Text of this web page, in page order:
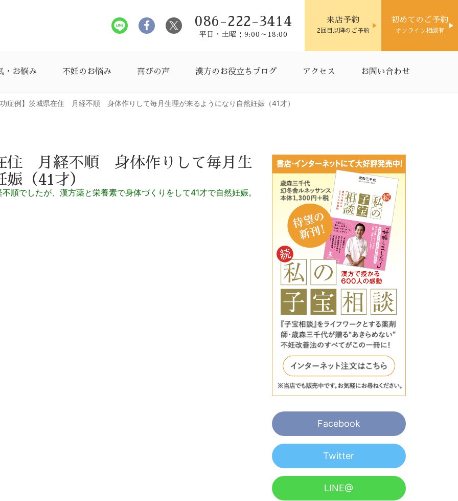
086-222-3414
平日・土曜：9:00～18:00
来店予約
2回目以降のご予約
初めてのご予約
オンライン相談有
・お悩み 不妊のお悩み 喜びの声 漢方のお役立ちブログ アクセス お問い合わせ
症例】茨城県在住 月経不順 身体作りして毎月生理が来るようになり自然妊娠（41才）
住 月経不順 身体作りして毎月生
（41才）
順でしたが、漢方薬と栄養素で身体づくりをして41才で自然妊娠。
Facebook
Twitter
LINE@